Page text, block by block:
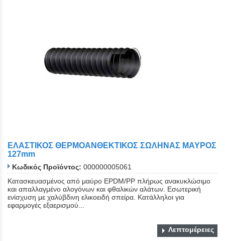
ΕΛΑΣΤΙΚΟΣ ΘΕΡΜΟΑΝΘΕΚΤΙΚΟΣ ΣΩΛΗΝΑΣ ΜΑΥΡΟΣ
127mm
Κωδικός Προϊόντος: 000000005061
Κατασκευασμένος από μαύρο EPDM/PP πλήρως ανακυκλώσιμο
και απαλλαγμένο αλογόνων και φθαλικών αλάτων. Εσωτερική
ενίσχυση με χαλύβδινη ελικοειδή σπείρα. Κατάλληλοι για
εφαρμογές εξαερισμού...
Λεπτομέρειες